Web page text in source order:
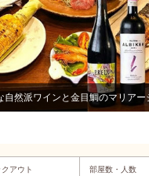
自然派ワインと金目鯛のマリアー
アウト 部屋数・人数